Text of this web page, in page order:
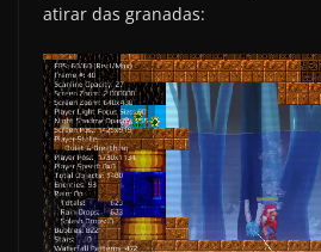
atirar das granadas: